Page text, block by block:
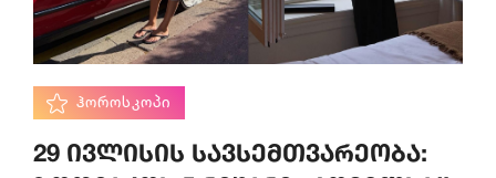
ᲰᲝᲠᲝᲡᲙᲝᲞᲘ
29 ივლისის სავსემთვარეობა: